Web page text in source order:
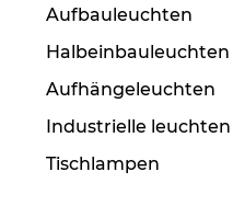
Aufbauleuchten
Halbeinbauleuchten
Aufhängeleuchten
Industrielle leuchten
Tischlampen